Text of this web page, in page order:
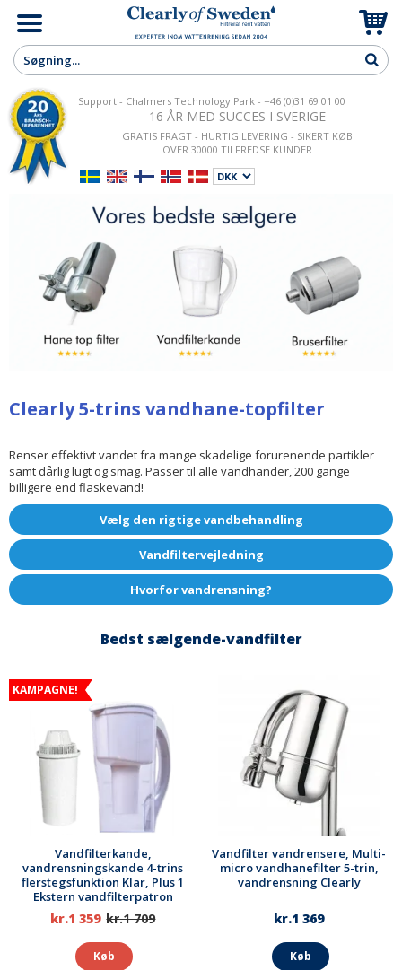
Support - Chalmers Technology Park - +46 (0)31 69 01 00
16 ÅR MED SUCCES I SVERIGE
GRATIS FRAGT - HURTIG LEVERING - SIKERT KØB
OVER 30000 TILFREDSE KUNDER
Clearly 5-trins vandhane-topfilter
Renser effektivt vandet fra mange skadelige forurenende partikler
samt dårlig lugt og smag. Passer til alle vandhander, 200 gange
billigere end flaskevand!
Vælg den rigtige vandbehandling
Vandfiltervejledning
Hvorfor vandrensning?
Bedst sælgende-vandfilter
KAMPAGNE!
Vandfilterkande,
vandrensningskande 4-trins
flerstegsfunktion Klar, Plus 1
Ekstern vandfilterpatron
kr.1 359 kr.1 709
Køb
Vandfilter vandrensere, Multi-
micro vandhanefilter 5-trin,
vandrensning Clearly
kr.1 369
Køb